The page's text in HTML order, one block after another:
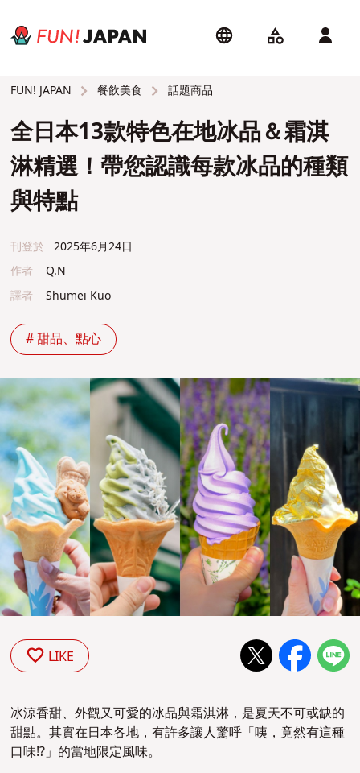
FUN! JAPAN 餐飲美食 話題商品
全日本13款特色在地冰品＆霜淇
淋精選！帶您認識每款冰品的種類
與特點
刊登於
2025年6月24日
作者
Q.N
譯者
Shumei Kuo
# 甜品、點心
LIKE
冰涼香甜、外觀又可愛的冰品與霜淇淋，是夏天不可或缺的
甜點。其實在日本各地，有許多讓人驚呼「咦，竟然有這種
口味!?」的當地限定風味。